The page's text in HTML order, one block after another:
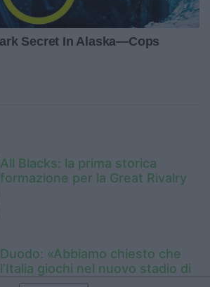
All Blacks: la prima storica
formazione per la Great Rivalry
Duodo: «Abbiamo chiesto che
l’Italia giochi nel nuovo stadio di
Venezia»